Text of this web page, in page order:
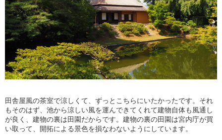
田舎屋風の茶室で涼しくて、ずっとこちらにいたかったです。それ
もそのはず、池から涼しい風を運んできてくれて建物自体も風通し
が良く、建物の裏は田園だからです。建物の裏の田園は宮内庁が買
い取って、開拓による景色を損なわないようにしています。